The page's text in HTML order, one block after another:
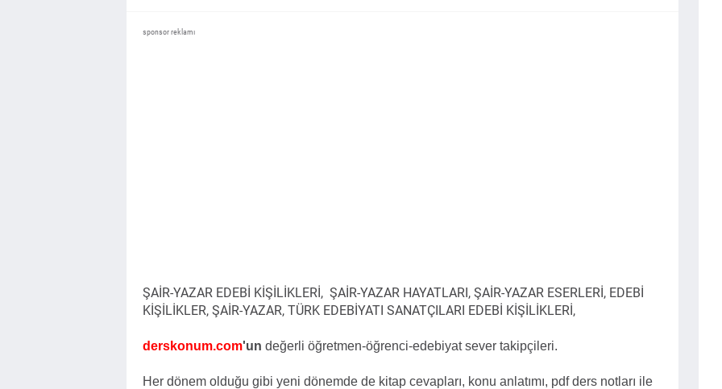
sponsor reklamı
ŞAİR-YAZAR EDEBİ KİŞİLİKLERİ, ŞAİR-YAZAR HAYATLARI, ŞAİR-YAZAR ESERLERİ, EDEBİ
KİŞİLİKLER, ŞAİR-YAZAR, TÜRK EDEBİYATI SANATÇILARI EDEBİ KİŞİLİKLERİ,
derskonum.com'un değerli öğretmen-öğrenci-edebiyat sever takipçileri.
Her dönem olduğu gibi yeni dönemde de kitap cevapları, konu anlatımı, pdf ders notları ile